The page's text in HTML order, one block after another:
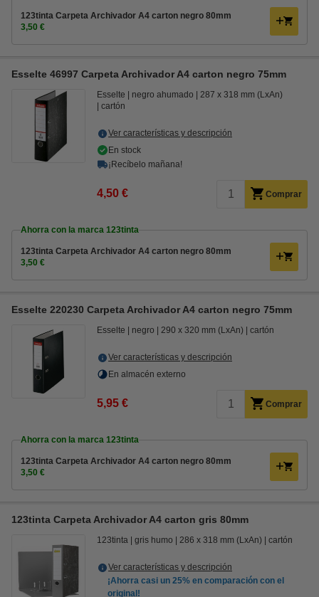
123tinta Carpeta Archivador A4 carton negro 80mm
3,50 €
Esselte 46997 Carpeta Archivador A4 carton negro 75mm
Esselte negro ahumado
287 x 318 mm (LxAn)
cartón
Ver características y descripción
En stock
¡Recíbelo mañana!
4,50 € Comprar
Ahorra con la marca 123tinta
123tinta Carpeta Archivador A4 carton negro 80mm
3,50 €
Esselte 220230 Carpeta Archivador A4 carton negro 75mm
Esselte negro 290 x 320 mm (LxAn) cartón
Ver características y descripción
En almacén externo
5,95 € Comprar
Ahorra con la marca 123tinta
123tinta Carpeta Archivador A4 carton negro 80mm
3,50 €
123tinta Carpeta Archivador A4 carton gris 80mm
123tinta gris humo 286 x 318 mm (LxAn) cartón
Ver características y descripción
¡Ahorra casi un 25% en comparación con el
original!